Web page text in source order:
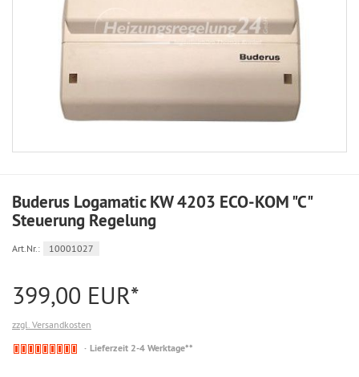
Buderus Logamatic KW 4203 ECO-KOM "C"
Steuerung Regelung
Art.Nr.: 10001027
399,00 EUR*
zzgl. Versandkosten
Nicht
Lieferzeit 2-4 Werktage**